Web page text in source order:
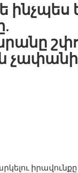
ինչպես
իրավունքը